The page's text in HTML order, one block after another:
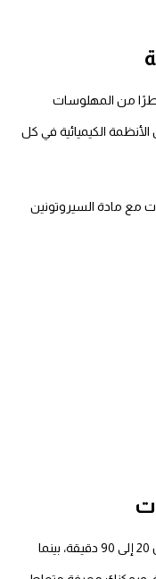
من المهلوسات
الكيميائية في كل
مع مادة السيروتونين
تظهر أعراض تعاطي المهلوسات في غضون 20 إلى 90 دقيقة، بينما